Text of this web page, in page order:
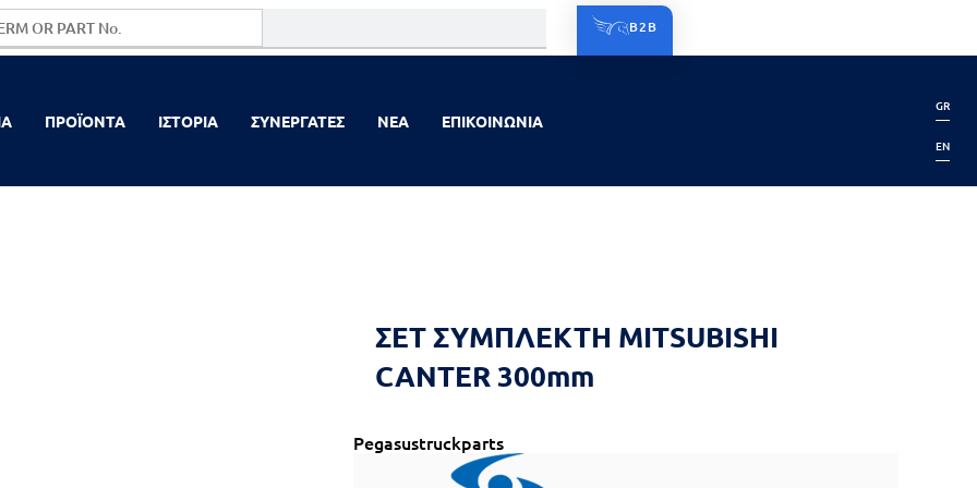
B2B
ΠΡΟΪΟΝΤΑ ΙΣΤΟΡΙΑ ΣΥΝΕΡΓΑΤΕΣ NEA ΕΠΙΚΟΙΝΩΝΙΑ
GR
EN
ΣΕΤ ΣΥΜΠΛΕΚΤΗ MITSUBISHI
CANTER 300mm
Pegasustruckparts